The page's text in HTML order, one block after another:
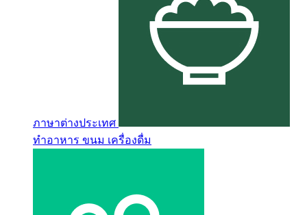
ภาษาต่างประเทศ
ทำอาหาร ขนม เครื่องดื่ม